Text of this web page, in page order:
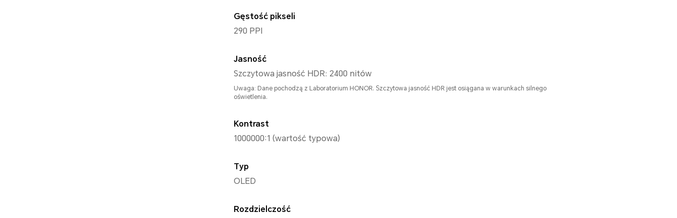
Gęstość pikseli
290 PPI
Jasność
Szczytowa jasność HDR: 2400 nitów
Uwaga: Dane pochodzą z Laboratorium HONOR. Szczytowa jasność HDR jest osiągana w warunkach silnego
oświetlenia.
Kontrast
1000000:1 (wartość typowa)
Typ
OLED
Rozdzielczość